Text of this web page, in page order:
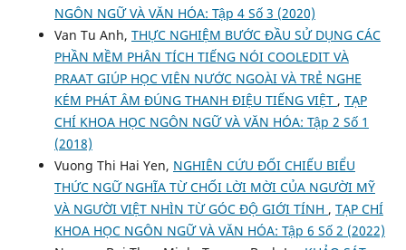
NGÔN NGỮ VÀ VĂN HÓA: Tập 4 Số 3 (2020)
Van Tu Anh, THỰC NGHIỆM BƯỚC ĐẦU SỬ DỤNG CÁC
PHẦN MỀM PHÂN TÍCH TIẾNG NÓI COOLEDIT VÀ
PRAAT GIÚP HỌC VIÊN NƯỚC NGOÀI VÀ TRẺ NGHE
KÉM PHÁT ÂM ĐÚNG THANH ĐIỆU TIẾNG VIỆT , TẠP
CHÍ KHOA HỌC NGÔN NGỮ VÀ VĂN HÓA: Tập 2 Số 1
(2018)
Vuong Thi Hai Yen, NGHIÊN CỨU ĐỐI CHIẾU BIỂU
THỨC NGỮ NGHĨA TỪ CHỐI LỜI MỜI CỦA NGƯỜI MỸ
VÀ NGƯỜI VIỆT NHÌN TỪ GÓC ĐỘ GIỚI TÍNH , TẠP CHÍ
KHOA HỌC NGÔN NGỮ VÀ VĂN HÓA: Tập 6 Số 2 (2022)